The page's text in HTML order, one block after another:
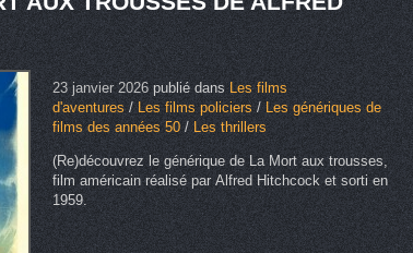
23 janvier 2026 publié dansLes films
d'aventures/Les films policiers/Les génériques de
films des années 50 /Les thrillers
(Re)découvrez le générique de La Mort aux trousses,
film américain réalisé par Alfred Hitchcock et sorti en
1959.